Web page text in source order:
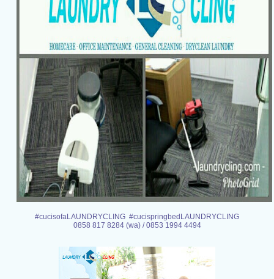
#cucisofaLAUNDRYCLING #cucispringbedLAUNDRYCLING
0858 817 8284 (wa) / 0853 1994 4494